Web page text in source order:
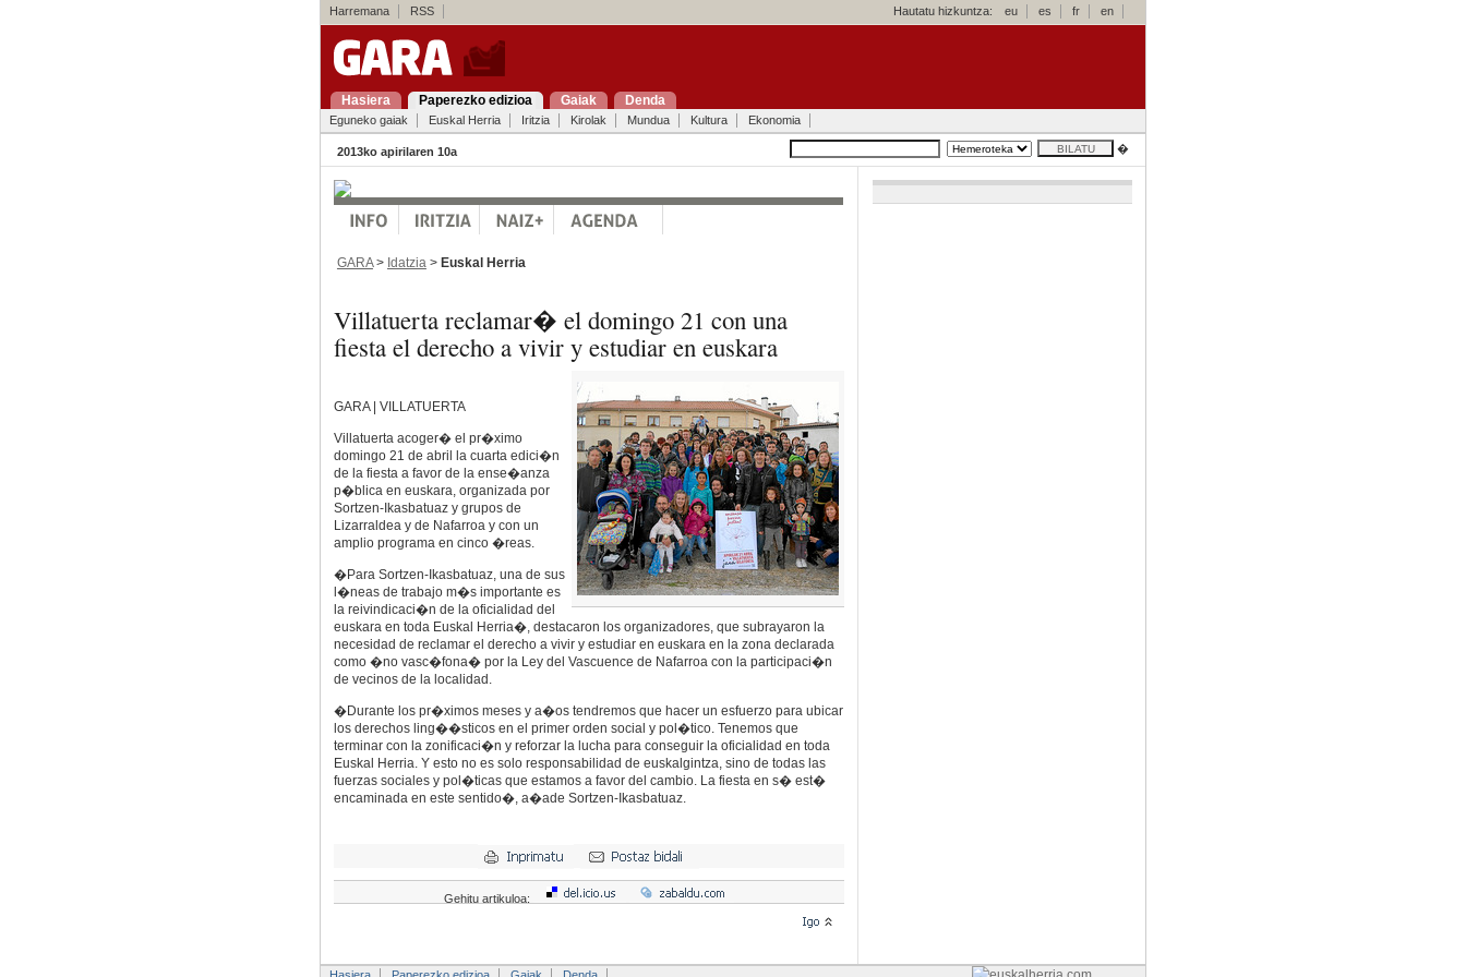
Harremana RSS Hautatu hizkuntza: eu es fr en
Hasiera Paperezko edizioa Gaiak Denda
Eguneko gaiak Euskal Herria Iritzia Kirolak Mundua Kultura Ekonomia
2013ko apirilaren 10a �
GARA> Idatzia > Euskal Herria
Villatuerta reclamar� el domingo 21 con una
fiesta el derecho a vivir y estudiar en euskara
GARA | VILLATUERTA
Villatuerta acoger� el pr�ximo
domingo 21 de abril la cuarta edici�n
de la fiesta a favor de la ense�anza
p�blica en euskara, organizada por
Sortzen-Ikasbatuaz y grupos de
Lizarraldea y de Nafarroa y con un
amplio programa en cinco �reas.
�Para Sortzen-Ikasbatuaz, una de sus
l�neas de trabajo m�s importante es
la reivindicaci�n de la oficialidad del
euskara en toda Euskal Herria�, destacaron los organizadores, que subrayaron la
necesidad de reclamar el derecho a vivir y estudiar en euskara en la zona declarada
como �no vasc�fona� por la Ley del Vascuence de Nafarroa con la participaci�n
de vecinos de la localidad.
�Durante los pr�ximos meses y a�os tendremos que hacer un esfuerzo para ubicar
los derechos ling��sticos en el primer orden social y pol�tico. Tenemos que
terminar con la zonificaci�n y reforzar la lucha para conseguir la oficialidad en toda
Euskal Herria. Y esto no es solo responsabilidad de euskalgintza, sino de todas las
fuerzas sociales y pol�ticas que estamos a favor del cambio. La fiesta en s� est�
encaminada en este sentido�, a�ade Sortzen-Ikasbatuaz.
Gehitu artikuloa: